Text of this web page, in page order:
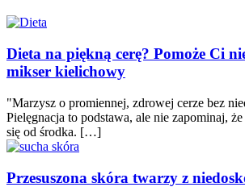
Dieta na piękną cerę? Pomoże Ci
mikser kielichowy
"Marzysz o promiennej, zdrowej cerze bez
Pielęgnacja to podstawa, ale nie zapominaj,
się od środka. […]
Przesuszona skóra twarzy z